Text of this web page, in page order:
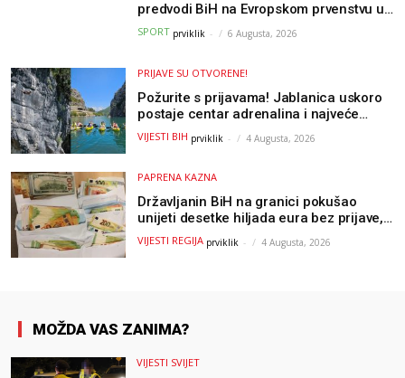
predvodi BiH na Evropskom prvenstvu u
Parizu
SPORT prviklik - 6 Augusta, 2026
PRIJAVE SU OTVORENE!
Požurite s prijavama! Jablanica uskoro
postaje centar adrenalina i najveće
outdoor avanture ovog ljeta
VIJESTI BIH prviklik - 4 Augusta, 2026
PAPRENA KAZNA
Državljanin BiH na granici pokušao
unijeti desetke hiljada eura bez prijave,
uslijedila “paprena” kazna
VIJESTI REGIJA prviklik - 4 Augusta, 2026
MOŽDA VAS ZANIMA?
VIJESTI SVIJET